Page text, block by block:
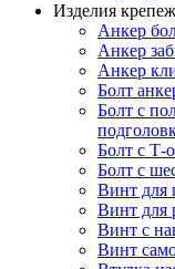
Изделия
Анкер
Анкер
Анкер
Болт
Болт с
Болт с Т-
Болт с
Винт для
Винт для
Винт с
Винт